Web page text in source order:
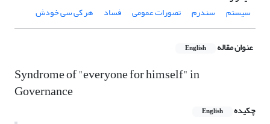
سیستم
سندرم تصورات عمومی فساد هر کی سی خودش
عنوان مقاله English
Syndrome of "everyone for himself" in
Governance
چکیده English